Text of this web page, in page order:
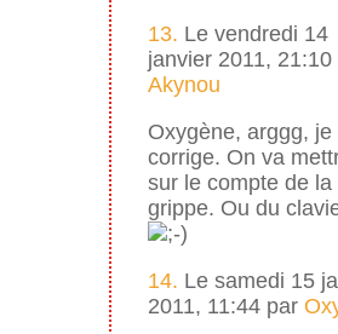
13. Le vendredi 14
janvier 2011, 21:10
Akynou
Oxygène, arggg, je
corrige. On va
sur le compte de la
grippe. Ou du
14. Le samedi 15
2011, 11:44 par